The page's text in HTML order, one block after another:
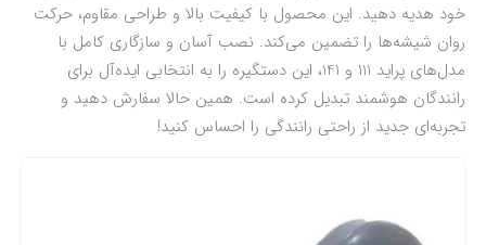
خود هدیه دهید. این محصول با کیفیت بالا و طراحی مقاوم، حرکت
روان شیشه‌ها را تضمین می‌کند. نصب آسان و سازگاری کامل با
مدل‌های پراید 111 و 141، این دستگیره را به انتخابی ایده‌آل برای
رانندگان هوشمند تبدیل کرده است. همین حالا سفارش دهید و
تجربه‌ای جدید از راحتی رانندگی را احساس کنید!